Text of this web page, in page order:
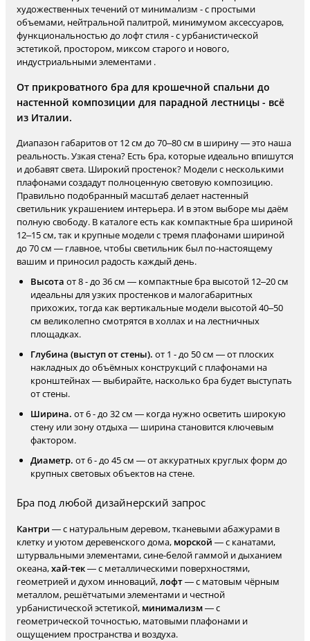
художественных течений от минимализм - с простыми
объемами, нейтральной палитрой, минимумом аксессуаров,
функциональностью до лофт стиля - с урбанистической
эстетикой, простором, миксом старого и нового,
индустриальными элементами .
От прикроватного бра для крошечной спальни до
настенной композиции для парадной лестницы - всё
из Италии.
Диапазон габаритов от 12 см до 70–80 см в ширину — это наша
реальность. Узкая стена? Есть бра, которые идеально впишутся
и добавят света. Широкий простенок? Модели с несколькими
плафонами создадут полноценную световую композицию.
Правильно подобранный масштаб делает настенный
светильник украшением интерьера. И в этом выборе мы даём
полную свободу. В каталоге есть как компактные бра шириной
12–15 см, так и крупные модели с тремя плафонами шириной
до 70 см — главное, чтобы светильник был по-настоящему
вашим и приносил радость каждый день.
Высота от 8 - до 36 см — компактные бра высотой 12–20 см
идеальны для узких простенков и малогабаритных
прихожих, тогда как вертикальные модели высотой 40–50
см великолепно смотрятся в холлах и на лестничных
площадках.
Глубина (выступ от стены). от 1 - до 50 см — от плоских
накладных до объёмных конструкций с плафонами на
кронштейнах — выбирайте, насколько бра будет выступать
от стены.
Ширина. от 6 - до 32 см — когда нужно осветить широкую
стену или зону отдыха — ширина становится ключевым
фактором.
Диаметр. от 6 - до 45 см — от аккуратных круглых форм до
крупных световых объектов на стене.
Бра под любой дизайнерский запрос
Кантри — с натуральным деревом, тканевыми абажурами в
клетку и уютом деревенского дома, морской — с канатами,
штурвальными элементами, сине-белой гаммой и дыханием
океана,хай-тек— с металлическими поверхностями,
геометрией и духом инноваций,лофт— с матовым чёрным
металлом, решётчатыми элементами и честной
урбанистической эстетикой, минимализм— с
геометрической точностью, матовыми плафонами и
ощущением пространства и воздуха.